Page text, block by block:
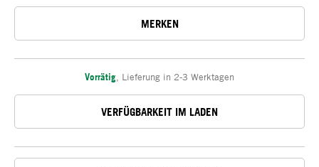
MERKEN
Vorrätig Lieferung in 2-3 Werktagen
VERFÜGBARKEIT IM LADEN